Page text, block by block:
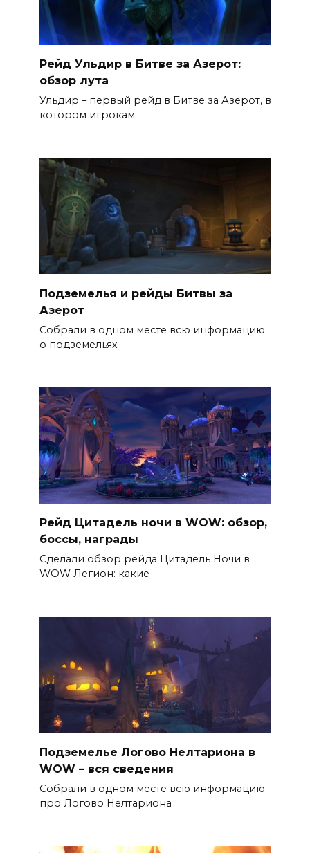
Рейд Ульдир в Битве за Азерот:
обзор лута
Ульдир – первый рейд в Битве за Азерот, в
котором игрокам
Подземелья и рейды Битвы за
Азерот
Собрали в одном месте всю информацию
о подземельях
Рейд Цитадель ночи в WOW: обзор,
боссы, награды
Сделали обзор рейда Цитадель Ночи в
WOW Легион: какие
Подземелье Логово Нелтариона в
WOW – вся сведения
Собрали в одном месте всю информацию
про Логово Нелтариона